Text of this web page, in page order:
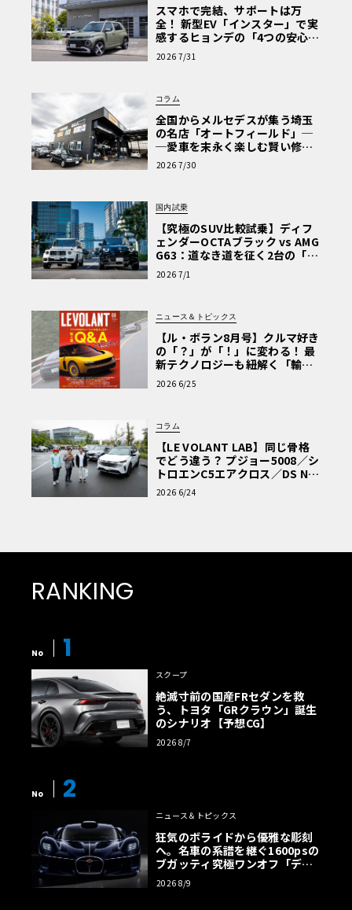
スマホで完結、サポートは万
全！ 新型EV「インスター」で実
感するヒョンデの「4つの安心」
【第1回・ヒョンデ6つの疑問：
Why? Hyundai?】〈PR〉
2026 7/31
コラム
全国からメルセデスが集う埼玉
の名店「オートフィールド」─
─愛車を末永く楽しむ賢い修理
術と、プロがフックス製オイル
を選ぶ理由〈PR〉
2026 7/30
国内試乗
【究極のSUV比較試乗】ディフ
ェンダーOCTAブラック vs AMG
G63：道なき道を征く2台の「対
極的アプローチ」
2026 7/1
ニュース＆トピックス
【ル・ボラン8月号】クルマ好き
の「？」が「！」に変わる！ 最
新テクノロジーも紐解く「輸入
車Q&A」
2026 6/25
コラム
【LE VOLANT LAB】同じ骨格
でどう違う？ プジョー5008／シ
トロエンC5エアクロス／DS Nº4
読者一気乗りレポート
2026 6/24
RANKING
No 1
スクープ
絶滅寸前の国産FRセダンを救
う、トヨタ「GRクラウン」誕生
のシナリオ【予想CG】
2026 8/7
No 2
ニュース＆トピックス
狂気のボライドから優雅な彫刻
へ。名車の系譜を継ぐ1600psの
ブガッティ究極ワンオフ「デス
トリエ」
2026 8/9